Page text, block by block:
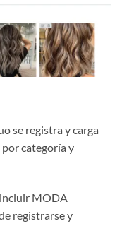
se registra y carga
categoría y
MODA
registrarse y